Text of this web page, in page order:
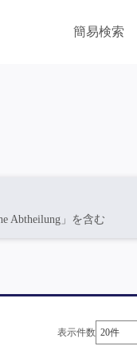
簡易検索
Abtheilung」を含む
表示件数